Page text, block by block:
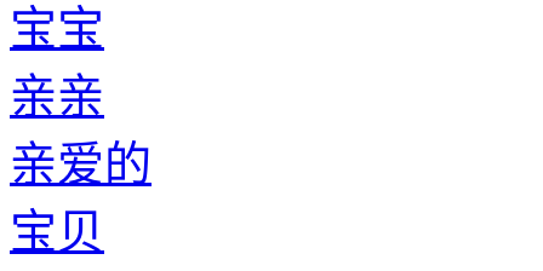
宝宝
亲亲
亲爱的
宝贝